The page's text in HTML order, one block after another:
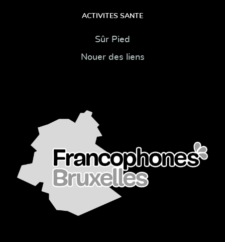
ACTIVITES SANTE
Sûr Pied
Nouer des liens